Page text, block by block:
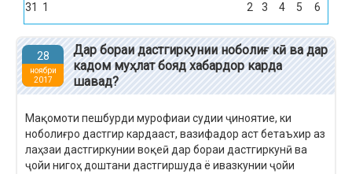
31
1 2 3 4 5 6
28
ноябри
2017
Дар бораи дастгиркунии ноболиғ кӣ ва дар
кадом муҳлат бояд хабардор карда
шавад?
Мақомоти пешбурди мурофиаи судии ҷиноятие, ки
ноболиғро дастгир кардааст, вазифадор аст бетаъхир аз
лаҳзаи дастгиркунии воқеӣ дар бораи дастгиркунӣ ва
ҷойи нигоҳ доштани дастгиршуда ё ивазкунии ҷойи